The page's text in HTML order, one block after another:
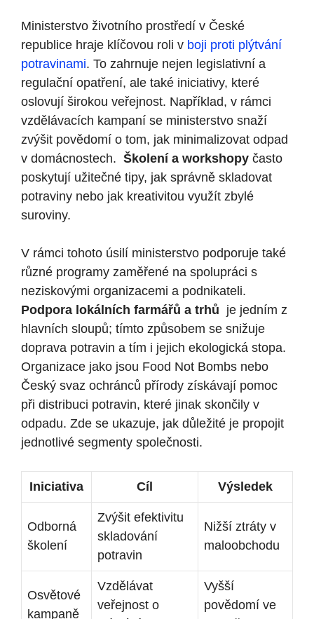
Ministerstvo životního‍ prostředí v České
republice​ hraje klíčovou roli v boji proti ‍plýtvání
potravinami. ​To⁣ zahrnuje nejen legislativní a
‌regulační ​opatření, ale také iniciativy, které‌
oslovují širokou ⁤veřejnost.⁣ Například, v rámci
‌vzdělávacích kampaní se ministerstvo snaží
zvýšit povědomí o tom, jak⁣ minimalizovat odpad
v domácnostech. ‍ Školení a workshopy často
poskytují užitečné tipy, ⁤jak správně skladovat⁣
potraviny nebo jak kreativitou využít zbylé
suroviny.
V⁤ rámci tohoto úsilí ministerstvo podporuje ⁤také
různé programy⁤ zaměřené‍ na ​spolupráci s
neziskovými organizacemi a ⁣podnikateli.‌
Podpora lokálních farmářů a trhů ‌ je jedním ‌z⁤
hlavních‌ sloupů; tímto ‌způsobem se snižuje
doprava potravin a‌ tím⁢ i ⁢jejich ⁢ekologická⁢ stopa.
‌Organizace jako jsou Food ​Not⁣ Bombs ⁢nebo
Český svaz ochránců přírody získávají pomoc
při ⁢distribuci potravin, které jinak skončily v
odpadu. Zde⁣ se ukazuje, ⁢jak‌ důležité je propojit
jednotlivé segmenty společnosti.
Iniciativa Cíl Výsledek
Odborná
školení
Zvýšit efektivitu
⁢skladování
potravin
Nižší ​ztráty ​v
maloobchodu
Osvětové
kampaně
Vzdělávat​
veřejnost ‍o
Vyšší
‍povědomí ve